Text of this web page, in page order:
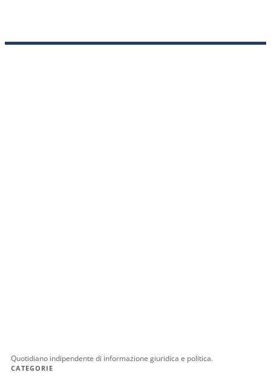
Quotidiano indipendente di informazione giuridica e politica.
CATEGORIE